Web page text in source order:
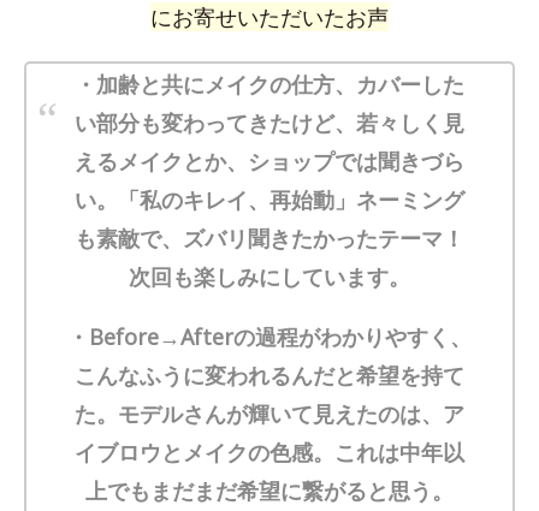
にお寄せいただいたお声
・加齢と共にメイクの仕方、カバーした
い部分も変わってきたけど、若々しく見
えるメイクとか、ショップでは聞きづら
い。「私のキレイ、再始動」ネーミング
も素敵で、ズバリ聞きたかったテーマ！
次回も楽しみにしています。
・Before→Afterの過程がわかりやすく、
こんなふうに変われるんだと希望を持て
た。モデルさんが輝いて見えたのは、ア
イブロウとメイクの色感。これは中年以
上でもまだまだ希望に繋がると思う。